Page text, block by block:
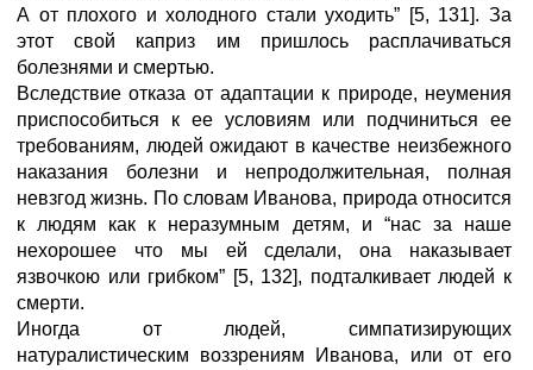
А от плохого и холодного стали уходить” [5, 131]. За
этот свой каприз им пришлось расплачиваться
болезнями и смертью.
Вследствие отказа от адаптации к природе, неумения
приспособиться к ее условиям или подчиниться ее
требованиям, людей ожидают в качестве неизбежного
наказания болезни и непродолжительная, полная
невзгод жизнь. По словам Иванова, природа относится
к людям как к неразумным детям, и “нас за наше
нехорошее что мы ей сделали, она наказывает
язвочкою или грибком” [5, 132], подталкивает людей к
смерти.
Иногда от людей, симпатизирующих
натуралистическим воззрениям Иванова, или от его